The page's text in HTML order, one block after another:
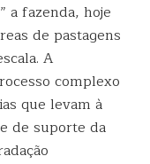
a fazenda, hoje
de pastagens
A
complexo
que levam à
de suporte da